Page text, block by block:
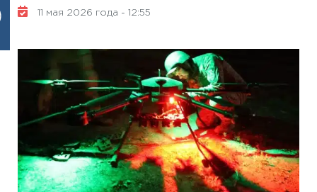
11 мая 2026 года - 12:55